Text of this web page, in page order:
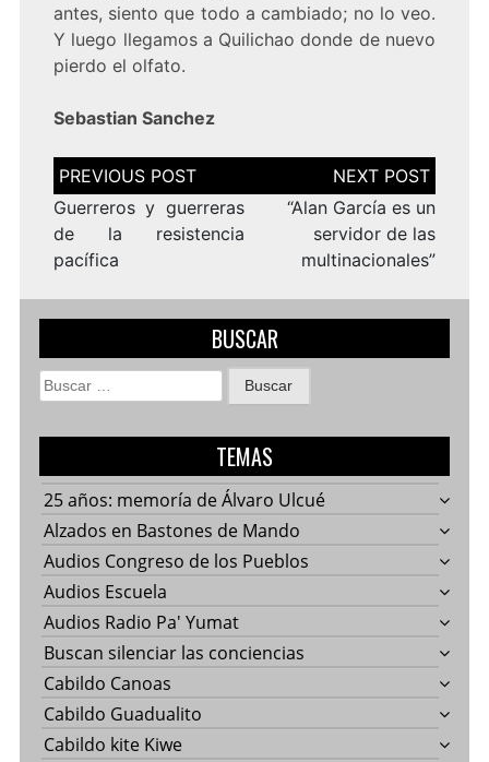
antes, siento que todo a cambiado; no lo veo.
Y luego llegamos a Quilichao donde de nuevo
pierdo el olfato.
Sebastian Sanchez
Navegación
de
entradas
Guerreros y guerreras
de la resistencia
pacífica
“Alan García es un
servidor de las
multinacionales”
BUSCAR
Buscar:
TEMAS
25 años: memoría de Álvaro Ulcué
Alzados en Bastones de Mando
Audios Congreso de los Pueblos
Audios Escuela
Audios Radio Pa' Yumat
Buscan silenciar las conciencias
Cabildo Canoas
Cabildo Guadualito
Cabildo kite Kiwe